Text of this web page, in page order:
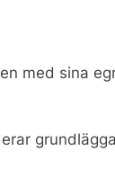
med sina